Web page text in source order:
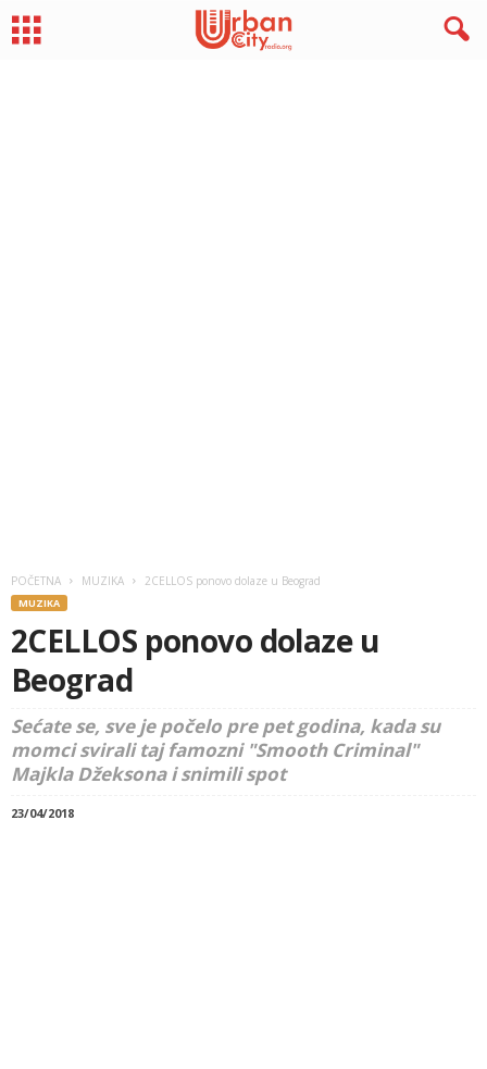
POČETNA MUZIKA 2CELLOS ponovo dolaze u Beograd
MUZIKA
2CELLOS ponovo dolaze u
Beograd
Sećate se, sve je počelo pre pet godina, kada su
momci svirali taj famozni "Smooth Criminal"
Majkla Džeksona i snimili spot
23/04/2018